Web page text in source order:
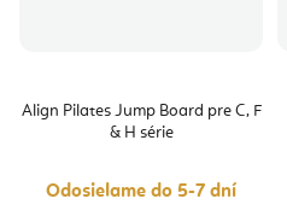
Align Pilates Jump Board pre C, F
& H série
Odosielame do 5-7 dní